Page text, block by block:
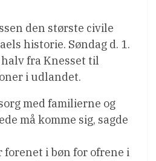
den største civile
historie. Søndag d. 1.
fra Knesset til
i udlandet.
med familierne og
må komme sig, sagde
forenet i bøn for ofrene i